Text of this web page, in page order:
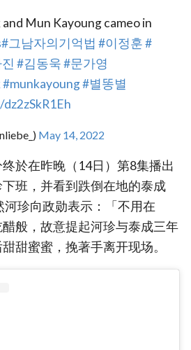
Mun Kayoung cameo in
#그남자의기억법 #이정훈#
#김동욱#문가영
#munkayoung#별똥별
May 14, 2022
於在昨晚（14日）第8集播出
班，并看到跌倒在地的泰成
河珍向政勋表示：「不用在
般，故意提起河珍与泰成三年
甜蜜蜜，挽著手离开现场。